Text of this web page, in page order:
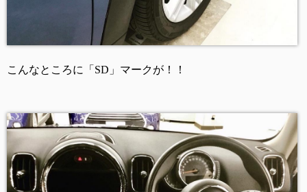
こんなところに「SD」マークが！！